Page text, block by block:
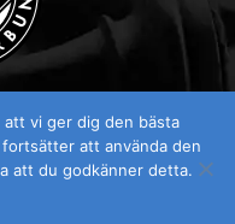
vi ger dig den bästa
att använda den
att du godkänner detta.